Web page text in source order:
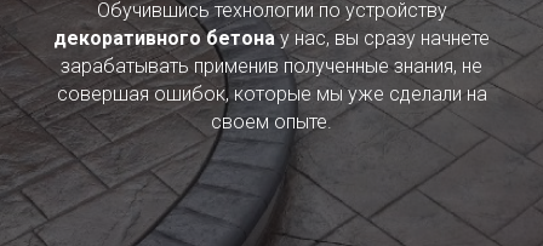
Обучившись технологии по устройству
декоративного бетонау нас, вы сразу начнете
зарабатывать применив полученные знания, не
совершая ошибок, которые мы уже сделали на
своем опыте.